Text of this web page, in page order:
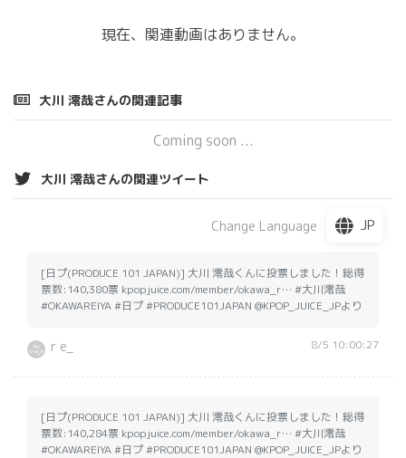
現在、関連動画はありません。
大川 澪哉さんの関連記事
Coming soon ...
大川 澪哉さんの関連ツイート
Change Language JP
[日プ(PRODUCE 101 JAPAN)] 大川 澪哉くんに投票しました！総得
票数:140,380票 kpopjuice.com/member/okawa_r… #大川澪哉
#OKAWAREIYA #日プ #PRODUCE101JAPAN @KPOP_JUICE_JPより
r e_ 8/5 10:00:27
[日プ(PRODUCE 101 JAPAN)] 大川 澪哉くんに投票しました！総得
票数:140,284票 kpopjuice.com/member/okawa_r… #大川澪哉
#OKAWAREIYA #日プ #PRODUCE101JAPAN @KPOP_JUICE_JPより